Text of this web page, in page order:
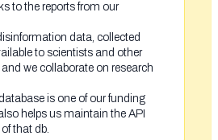
to the reports from our
data, collected
to scientists and other
we collaborate on research
is one of our funding
helps us maintain the API
that db.